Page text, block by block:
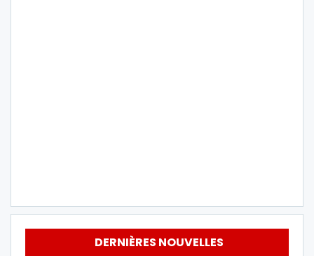
DERNIÈRES NOUVELLES